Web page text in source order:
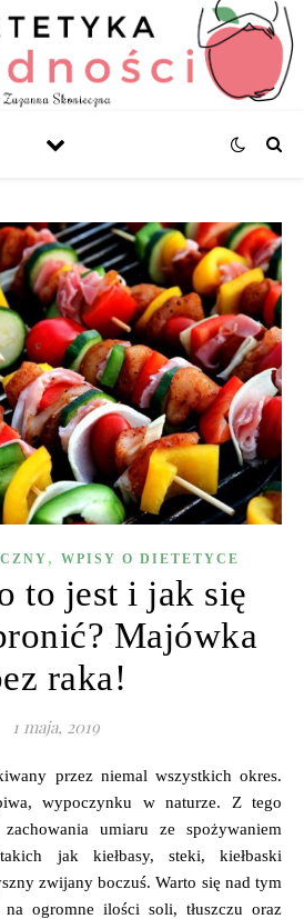
, WPISY O DIETETYCE
to jest i jak się
Majówka
raka!
1 maja, 2019
wypoczynku w naturze. Z tego
umiaru ze spożywaniem
jak kiełbasy, steki, kiełbaski
zwijany boczuś. Warto się nad tym
ogromne ilości soli, tłuszczu oraz